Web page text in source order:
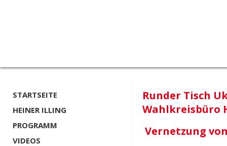
STARTSEITE
HEINER ILLING
PROGRAMM
VIDEOS
Runder Tisch
Vernetzung